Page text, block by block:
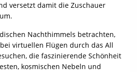
versetzt damit die Zuschauer
Nachthimmels betrachten,
virtuellen Flügen durch das All
die faszinierende Schönheit
kosmischen Nebeln und